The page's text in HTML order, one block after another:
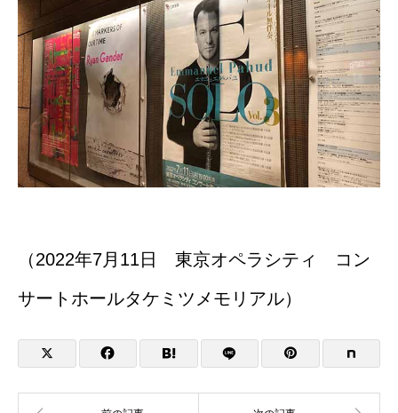
（2022年7月11日 東京オペラシティ コン
サートホールタケミツメモリアル）